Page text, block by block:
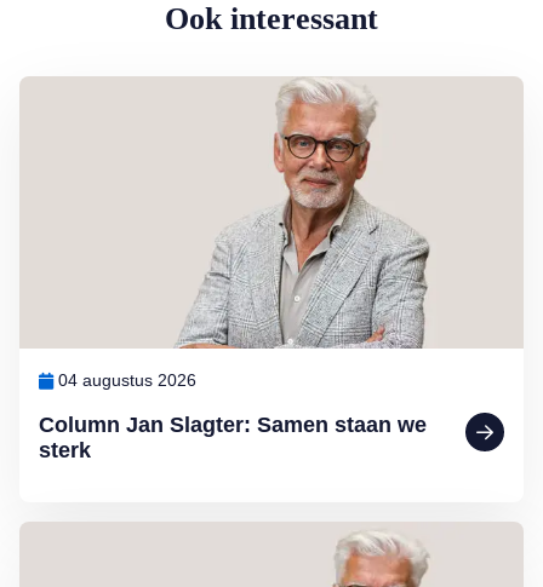
Ook interessant
Column Jan Slagter: Samen staan we
sterk
04 augustus 2026
Lees meer over Column Jan Slagter: Samen staan we sterk
Lees meer over Column Jan Slagter: Vakantie